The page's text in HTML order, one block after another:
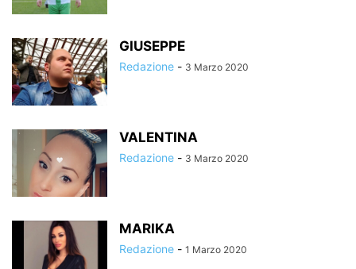
GIUSEPPE
Redazione - 3 Marzo 2020
VALENTINA
Redazione - 3 Marzo 2020
MARIKA
Redazione - 1 Marzo 2020